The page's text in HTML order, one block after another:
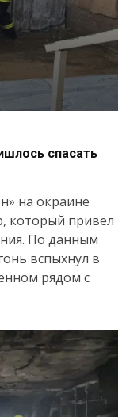
спасать
на окраине
который привёл
По данным
вспыхнул в
рядом с